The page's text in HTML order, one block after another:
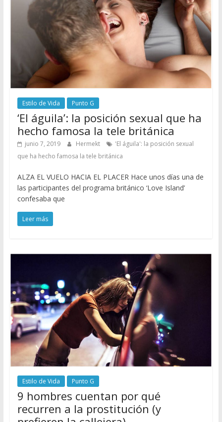
Estilo de Vida Punto G
‘El águila’: la posición sexual que ha
hecho famosa la tele británica
junio 7, 2019 Hermekt
'El águila': la posición sexual
que ha hecho famosa la tele británica
ALZA EL VUELO HACIA EL PLACER Hace unos días una de
las participantes del programa británico ‘Love Island’
confesaba que
Leer más
Estilo de Vida Punto G
9 hombres cuentan por qué
recurren a la prostitución (y